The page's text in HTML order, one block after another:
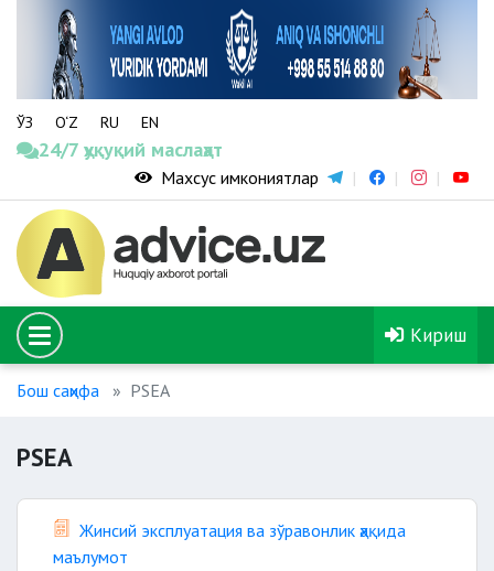
ЎЗ O‘Z RU EN
24/7 ҳуқуқий маслаҳат
Махсус имкониятлар
Кириш
Бош саҳифа PSEA
PSEA
Жинсий эксплуатация ва зўравонлик ҳақида
маълумот